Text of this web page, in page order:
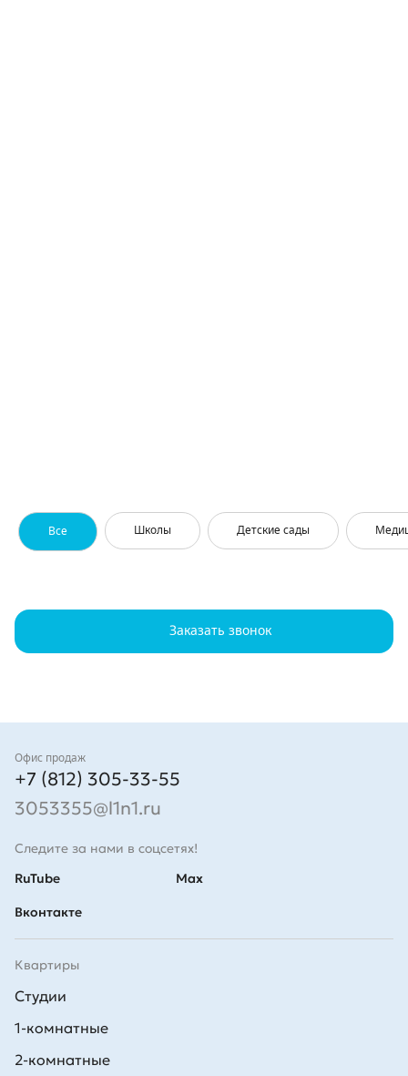
Все Школы Детские сады
Заказать звонок
Контакты
Офис продаж
+7 (812) 305-33-55
3053355@l1n1.ru
Следите за нами в соцсетях!
RuTube
Вконтакте
Max
Квартиры
Студии
1-комнатные
2-комнатные